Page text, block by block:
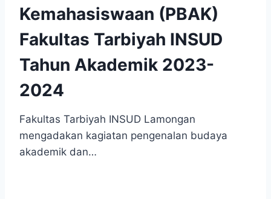
Kemahasiswaan (PBAK)
Fakultas Tarbiyah INSUD
Tahun Akademik 2023-
2024
Fakultas Tarbiyah INSUD Lamongan
mengadakan kagiatan pengenalan budaya
akademik dan…